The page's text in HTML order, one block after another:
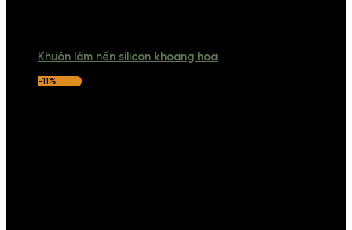
Khuôn làm nến silicon khoang hoa
-11%